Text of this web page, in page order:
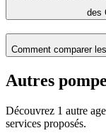
des
Comment comparer
Autres
Découvrez 1 autre
services proposés.